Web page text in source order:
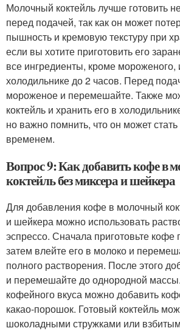
Молочный коктейль лучше готовить
перед подачей, так как он может
пышность и кремовую текстуру при
если вы хотите приготовить его
все ингредиенты, кроме мороженого,
холодильнике до 2 часов. Перед
мороженое и перемешайте. Также
коктейль и хранить его в
но важно помнить, что он может
временем.
Вопрос 9: Как добавить кофе в
коктейль без миксера и шейкера
Для добавления кофе в молочный
и шейкера можно использовать
эспрессо. Сначала приготовьте кофе
затем влейте его в молоко и
полного растворения. После этого
и перемешайте до однородной
кофейного вкуса можно добавить
какао-порошок. Готовый коктейль
шоколадными стружками или